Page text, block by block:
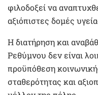
φιλοδοξεί να
αξιόπιστες δομές
Η διατήρηση και
Ρεθύμνου δεν είναι
προϋπόθεση
σταθερότητας και